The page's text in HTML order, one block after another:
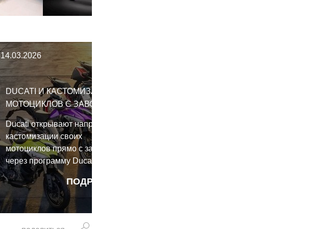
14.03.2026
DUCATI И КАСТОМИЗАЦИЯ
МОТОЦИКЛОВ С ЗАВОДА
ПОДРОБНЕЕ
Ducati открывают направление
кастомизации своих
мотоциклов прямо с завода -
через программу Ducati Factory
Made (DFM).